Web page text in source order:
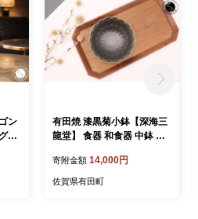
ン
ラ
お
有田焼 漆黒菊小鉢【深海三
龍堂】 食器 和食器 中鉢 和
花 黒い器 うつわ おもてな
し おしゃれ 和モダン ay104
寄附金額 14,000円
佐賀県有田町